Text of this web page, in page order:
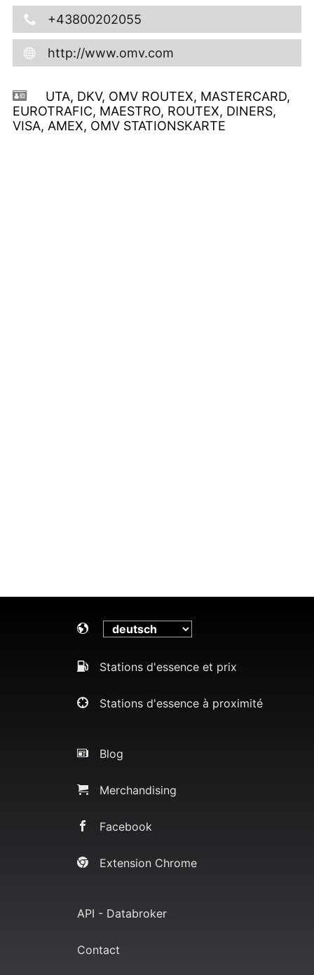
+43800202055
http://www.omv.com
UTA, DKV, OMV ROUTEX, MASTERCARD,
EUROTRAFIC, MAESTRO, ROUTEX, DINERS,
VISA, AMEX, OMV STATIONSKARTE
Stations d'essence et prix
Stations d'essence à proximité
Blog
Merchandising
Facebook
Extension Chrome
API - Databroker
Contact